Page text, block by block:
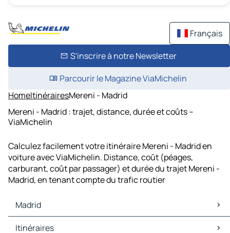
Français
S'inscrire à notre Newsletter
Parcourir le Magazine ViaMichelin
HomeItinérairesMereni - Madrid
Mereni - Madrid : trajet, distance, durée et coûts –
ViaMichelin
Calculez facilement votre itinéraire Mereni - Madrid en
voiture avec ViaMichelin. Distance, coût (péages,
carburant, coût par passager) et durée du trajet Mereni -
Madrid, en tenant compte du trafic routier
Madrid
Madrid Cartes et plans
Itinéraires